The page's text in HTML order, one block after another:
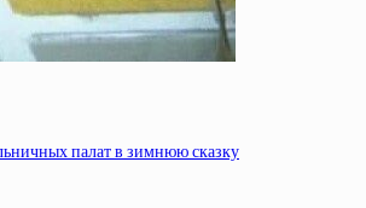
палат в зимнюю сказку